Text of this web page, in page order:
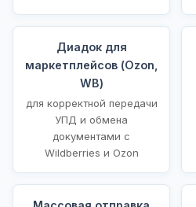
Диадок для
маркетплейсов (Ozon,
WB)
для корректной передачи
УПД и обмена
документами с
Wildberries и Ozon